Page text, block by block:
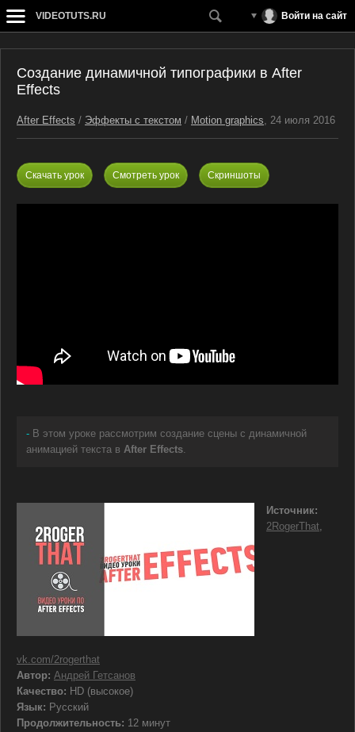
VIDEOTUTS.RU Войти на сайт
Создание динамичной типографики в After
Effects
After Effects / Эффекты с текстом / Motion graphics, 24 июля 2016
Скачать урок Смотреть урок Скриншоты
- В этом уроке рассмотрим создание сцены с динамичной
анимацией текста в After Effects.
Источник:
2RogerThat,
vk.com/2rogerthat
Автор: Андрей Гетсанов
Качество: HD (высокое)
Язык: Русский
Продолжительность: 12 минут